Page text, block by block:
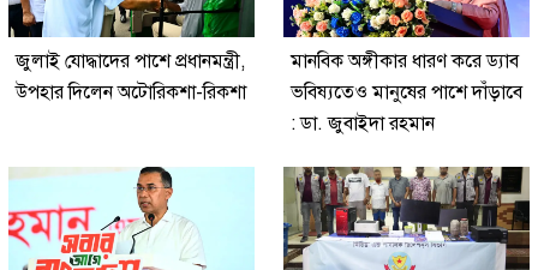
জুলাই যোদ্ধাদের পাশে প্রধানমন্ত্রী,
উপহার দিলেন অটোরিকশা-রিকশা
মানবিক অঙ্গীকার ধারণ করে ড্যাব
ভবিষ্যতেও মানুষের পাশে দাঁড়াবে
: ডা. জুবাইদা রহমান